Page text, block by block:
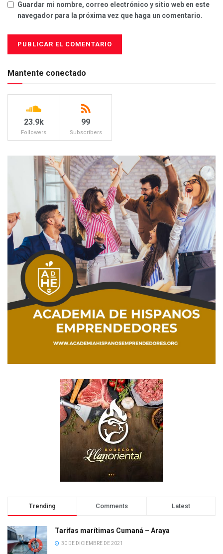
Guardar mi nombre, correo electrónico y sitio web en este
navegador para la próxima vez que haga un comentario.
Mantente conectado
23.9k
Followers
99
Subscribers
Trending Comments Latest
Tarifas marítimas Cumaná – Araya
30 DE DICIEMBRE DE 2021